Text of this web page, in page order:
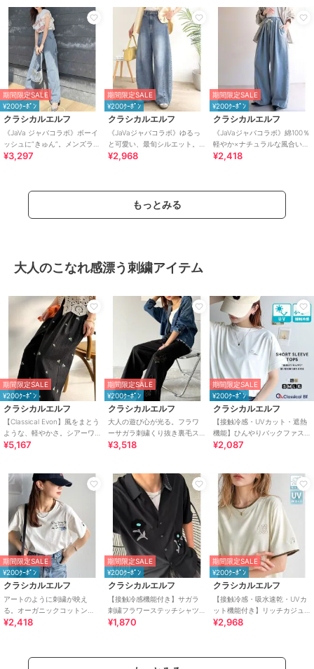
期間限定SALE
¥200ｸｰﾎﾟﾝ
クラシカルエルフ
《JaVa ジャバコラボ》ボーイ
ッシュに”きゅん”。メンズライ
クペインターパンツ
¥3,297
期間限定SALE
¥200ｸｰﾎﾟﾝ
クラシカルエルフ
《JaVaジャバコラボ》ゆるっ
と可愛い、最旬シルエット。
バレルレッグワイドカーブデ
¥2,968
期間限定SALE
¥200ｸｰﾎﾟﾝ
クラシカルエルフ
《JaVaジャバコラボ》綿100％
軽やか×ナチュラルな風合い。
ライトオンスデニムイージー
¥2,418
もっとみる
大人のこなれ感漂う刺繍アイテム
期間限定SALE
¥200ｸｰﾎﾟﾝ
クラシカルエルフ
【Classical Evon】風をまとう
ような、軽やかさ。シアーワ
ッシャー小花柄刺繍イージー
¥5,167
期間限定SALE
¥200ｸｰﾎﾟﾝ
クラシカルエルフ
大人の遊び心が光る。フラワ
ーサガラ刺繍くり抜き裏毛ス
ウェットワイドパンツ
¥3,518
期間限定SALE
¥200ｸｰﾎﾟﾝ
クラシカルエルフ
【接触冷感・UVカット・遮熱
機能】ひんやりバックファス
ナードルマンスリーブ胸刺繍
¥2,087
期間限定SALE
¥200ｸｰﾎﾟﾝ
クラシカルエルフ
アートのように刺繍が映え
る。オーガニックコットン
100%らくがき風刺繍 無地＆ボ
¥2,418
期間限定SALE
¥200ｸｰﾎﾟﾝ
クラシカルエルフ
【接触冷感機能付き】サガラ
刺繍フラワーステッチシャツ
(半袖)
¥1,870
期間限定SALE
¥200ｸｰﾎﾟﾝ
クラシカルエルフ
【接触冷感・吸水速乾・UVカ
ット機能付き】リッチカジュ
アルなアイテム。ダブルカラ
¥2,968